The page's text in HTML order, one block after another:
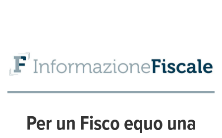
Per un Fisco equo una